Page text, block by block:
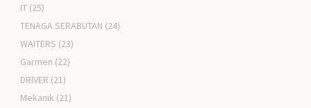
IT (25)
TENAGA SERABUTAN (24)
WAITERS (23)
Garmen (22)
DRIVER (21)
Mekanik (21)